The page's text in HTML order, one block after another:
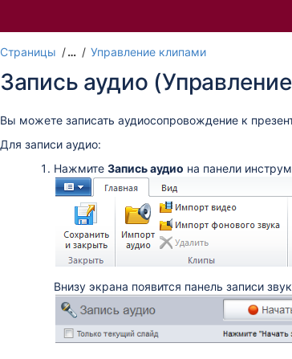
Страницы … Управление клипами
концу
баннера
началу
баннера
Запись аудио
Вы можете записать аудиосопровождение к
Для записи аудио:
Нажмите Запись аудио на панели
Внизу экрана появится панель записи